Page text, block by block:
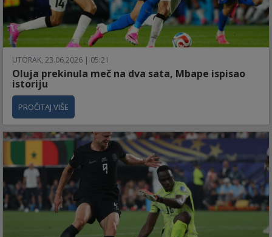
UTORAK, 23.06.2026 | 05:21
Oluja prekinula meč na dva sata, Mbape ispisao
istoriju
PROČITAJ VIŠE